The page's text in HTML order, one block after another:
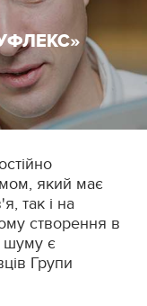
який має
так і на
створення в
шуму є
Групи